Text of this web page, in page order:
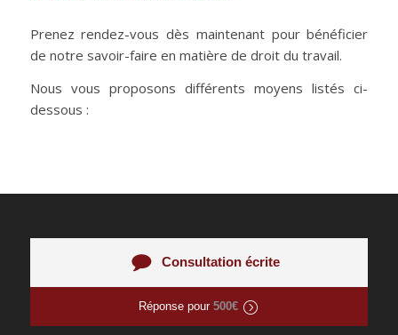
Prenez rendez-vous dès maintenant pour bénéficier
de notre savoir-faire en matière de droit du travail.
Nous vous proposons différents moyens listés ci-
dessous :
Consultation écrite
Réponse pour 500€